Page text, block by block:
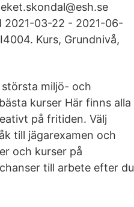
2021-03-22 - 2021-06-
Kurs, Grundnivå,
miljö- och
kurser Här finns alla
på fritiden. Välj
till jägarexamen och
och kurser på
till arbete efter du